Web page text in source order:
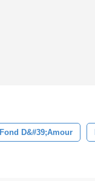
Fond D&#39;amour